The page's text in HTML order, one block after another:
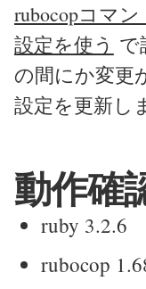
rubocopコマン
設定を使う で
の間にか変更
設定を更新し
動作確
ruby 3.2.6
rubocop